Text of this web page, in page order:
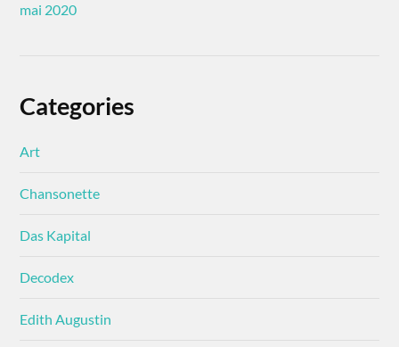
mai 2020
Categories
Art
Chansonette
Das Kapital
Decodex
Edith Augustin